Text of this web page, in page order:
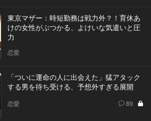
東京マザー：時短勤務は戦力外？！育休あ
けの女性がぶつかる、よけいな気遣いと圧
力
恋愛
「ついに運命の人に出会えた」猛アタック
する男を待ち受ける、予想外すぎる展開
恋愛 89